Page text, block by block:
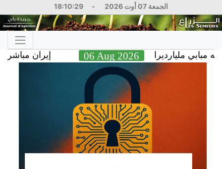
الجمعة 07 أوت 2026 -
18:10:29
إيران مباشر.. 06 Aug 2026 مليارديرا